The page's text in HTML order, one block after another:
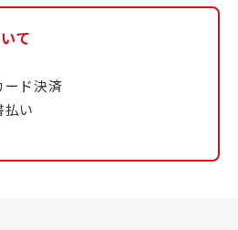
て
ード決済
払い